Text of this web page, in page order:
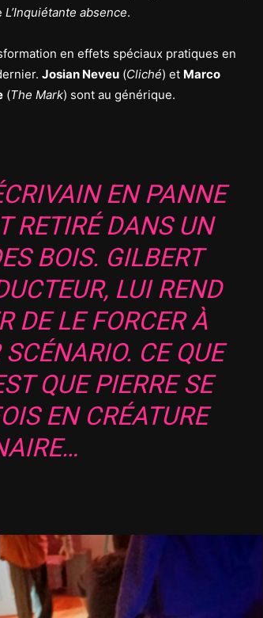
L’Inquiétante absence.
en effets spéciaux pratiques en
Josian Neveu (Cliché) et Marco
(The Mark) sont au générique.
EN PANNE
RETIRÉ DANS UN
BOIS. GILBERT
LUI REND
DE LE FORCER À
CE QUE
QUE PIERRE SE
EN CRÉATURE